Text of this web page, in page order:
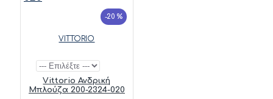
-20 %
VITTORIO
Vittorio Ανδρική
Μπλούζα 200-2324-020